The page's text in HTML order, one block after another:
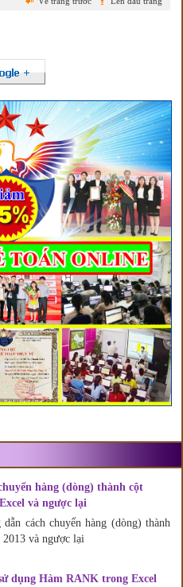
hàng (dòng) thành cột
và ngược lại
dẫn cách chuyển hàng (dòng) thành
và ngược lại
dụng Hàm RANK trong Excel